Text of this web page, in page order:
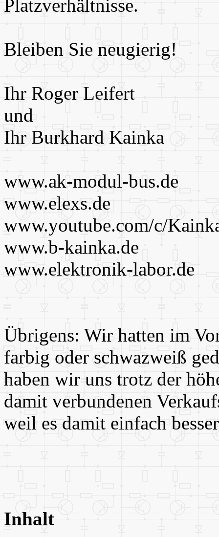
Platzverhältnisse.
Bleiben Sie neugierig!
Ihr Roger Leifert
und
Ihr Burkhard Kainka
www.ak-modul-bus.de
www.elexs.de
www.youtube.com/c/
www.b-kainka.de
www.elektronik-labor.de
Übrigens: Wir hatten im
farbig oder schwazweiß
haben wir uns trotz der
damit verbundenen
weil es damit einfach
Inhalt